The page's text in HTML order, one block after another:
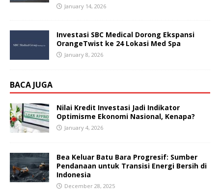
January 14, 2026
Investasi SBC Medical Dorong Ekspansi
OrangeTwist ke 24 Lokasi Med Spa
January 8, 2026
BACA JUGA
Nilai Kredit Investasi Jadi Indikator
Optimisme Ekonomi Nasional, Kenapa?
January 4, 2026
Bea Keluar Batu Bara Progresif: Sumber
Pendanaan untuk Transisi Energi Bersih di
Indonesia
December 28, 2025